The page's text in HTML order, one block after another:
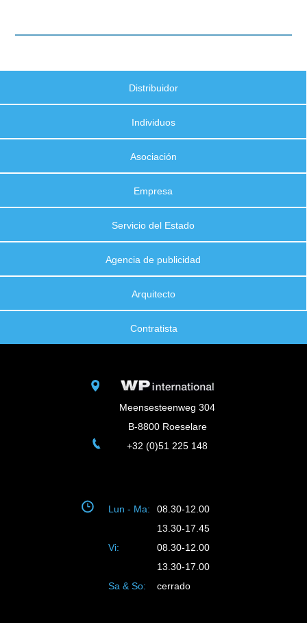
Distribuidor
Individuos
Asociación
Empresa
Servicio del Estado
Agencia de publicidad
Arquitecto
Contratista
Meensesteenweg 304
B-8800 Roeselare
+32 (0)51 225 148
Lun - Ma:
08.30-12.00
13.30-17.45
Vi:
08.30-12.00
13.30-17.00
Sa & So:
cerrado